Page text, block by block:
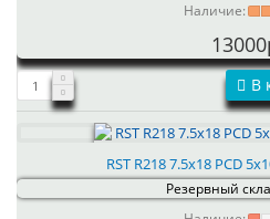
Наличие:
В
RST R218 7.5x18 PCD
Резервный